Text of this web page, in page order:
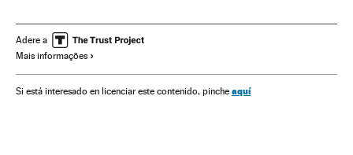
FC Barcelona Restaurantes
El Pais Semanal Actualidad
Adere a
Mais informações
Si está interesado en licenciar este contenido, pinche aquí